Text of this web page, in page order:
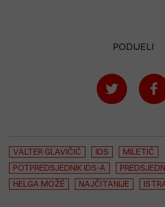
PODIJELI
VALTER GLAVIČIĆ IDS
MILETIĆ
POTPREDSJEDNIK IDS-A
HELGA MOŽÉ
NAJČITANIJE